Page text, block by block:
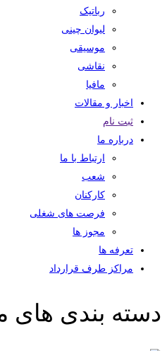
رباتیک
لیوان چینی
موسیقی
نقاشی
مافیا
اخبار و مقالات
ثبت نام
درباره ما
ارتباط با ما
شعب
کارکنان
فرصت های شغلی
مجوز ها
تعرفه ها
مراکز طرف قرارداد
دسته بندی های